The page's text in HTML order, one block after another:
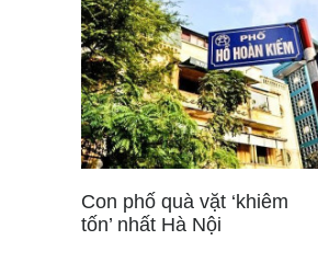
Con phố quà vặt ‘khiêm
tốn’ nhất Hà Nội